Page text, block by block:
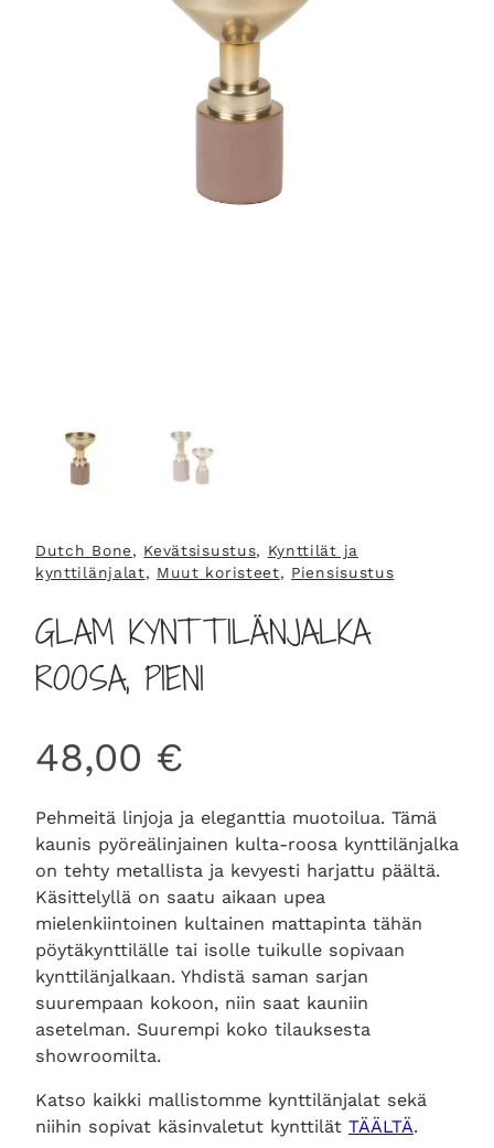
Dutch Bone, Kevätsisustus, Kynttilät ja
kynttilänjalat, Muut koristeet, Piensisustus
GLAM KYNTTILÄNJALKA
ROOSA, PIENI
48,00 €
Pehmeitä linjoja ja eleganttia muotoilua. Tämä
kaunis pyöreälinjainen kulta-roosa kynttilänjalka
on tehty metallista ja kevyesti harjattu päältä.
Käsittelyllä on saatu aikaan upea
mielenkiintoinen kultainen mattapinta tähän
pöytäkynttilälle tai isolle tuikulle sopivaan
kynttilänjalkaan. Yhdistä saman sarjan
suurempaan kokoon, niin saat kauniin
asetelman. Suurempi koko tilauksesta
showroomilta.
Katso kaikki mallistomme kynttilänjalat sekä
niihin sopivat käsinvaletut kynttilät TÄÄLTÄ.